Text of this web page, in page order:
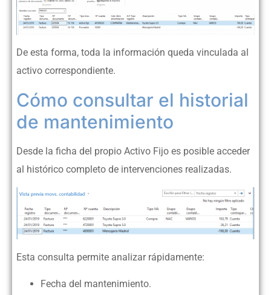
De esta forma, toda la información queda vinculada al
activo correspondiente.
Cómo consultar el historial
de mantenimiento
Desde la ficha del propio Activo Fijo es posible acceder
al histórico completo de intervenciones realizadas.
Esta consulta permite analizar rápidamente:
Fecha del mantenimiento.